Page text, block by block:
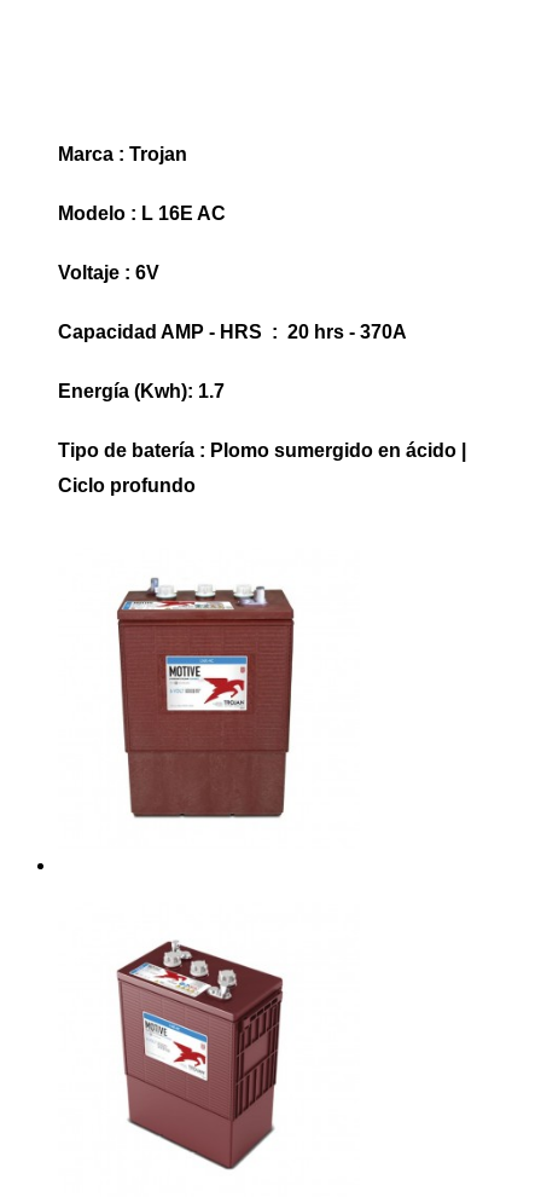
Marca : Trojan
Modelo : L 16E AC
Voltaje : 6V
Capacidad AMP - HRS : 20 hrs - 370A
Energía (Kwh): 1.7
Tipo de batería : Plomo sumergido en ácido |
Ciclo profundo